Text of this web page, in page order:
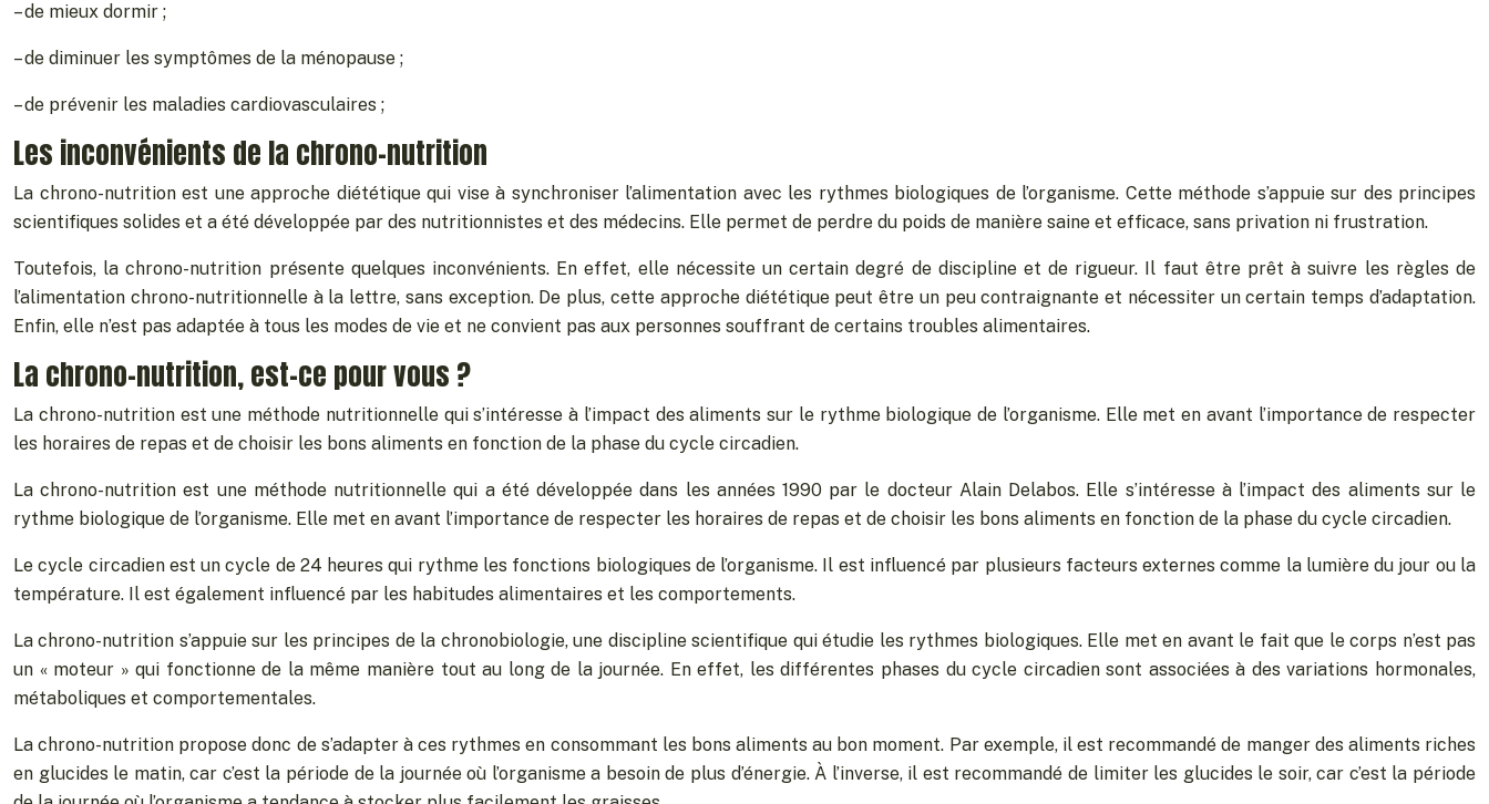
– de mieux dormir ;
– de diminuer les symptômes de la ménopause ;
– de prévenir les maladies cardiovasculaires ;
Les inconvénients de la chrono-nutrition
La chrono-nutrition est une approche diététique qui vise à synchroniser l’alimentation avec les rythmes biologiques de l’organisme. Cette méthode s’appuie sur des principes
scientifiques solides et a été développée par des nutritionnistes et des médecins. Elle permet de perdre du poids de manière saine et efficace, sans privation ni frustration.
Toutefois, la chrono-nutrition présente quelques inconvénients. En effet, elle nécessite un certain degré de discipline et de rigueur. Il faut être prêt à suivre les règles de
l’alimentation chrono-nutritionnelle à la lettre, sans exception. De plus, cette approche diététique peut être un peu contraignante et nécessiter un certain temps d’adaptation.
Enfin, elle n’est pas adaptée à tous les modes de vie et ne convient pas aux personnes souffrant de certains troubles alimentaires.
La chrono-nutrition, est-ce pour vous ?
La chrono-nutrition est une méthode nutritionnelle qui s’intéresse à l’impact des aliments sur le rythme biologique de l’organisme. Elle met en avant l’importance de respecter
les horaires de repas et de choisir les bons aliments en fonction de la phase du cycle circadien.
La chrono-nutrition est une méthode nutritionnelle qui a été développée dans les années 1990 par le docteur Alain Delabos. Elle s’intéresse à l’impact des aliments sur le
rythme biologique de l’organisme. Elle met en avant l’importance de respecter les horaires de repas et de choisir les bons aliments en fonction de la phase du cycle circadien.
Le cycle circadien est un cycle de 24 heures qui rythme les fonctions biologiques de l’organisme. Il est influencé par plusieurs facteurs externes comme la lumière du jour ou la
température. Il est également influencé par les habitudes alimentaires et les comportements.
La chrono-nutrition s’appuie sur les principes de la chronobiologie, une discipline scientifique qui étudie les rythmes biologiques. Elle met en avant le fait que le corps n’est pas
un « moteur » qui fonctionne de la même manière tout au long de la journée. En effet, les différentes phases du cycle circadien sont associées à des variations hormonales,
métaboliques et comportementales.
La chrono-nutrition propose donc de s’adapter à ces rythmes en consommant les bons aliments au bon moment. Par exemple, il est recommandé de manger des aliments riches
en glucides le matin, car c’est la période de la journée où l’organisme a besoin de plus d’énergie. À l’inverse, il est recommandé de limiter les glucides le soir, car c’est la période